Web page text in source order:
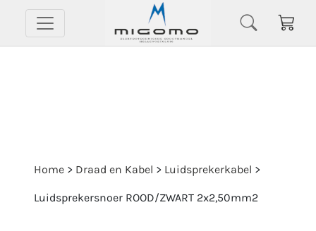
Home > Draad en Kabel > Luidsprekerkabel >
Luidsprekersnoer ROOD/ZWART 2x2,50mm2